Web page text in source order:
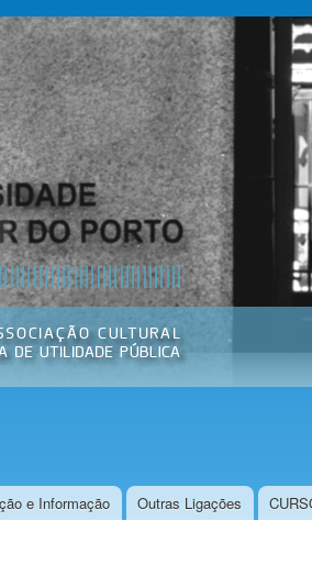
e Informação Outras Ligações